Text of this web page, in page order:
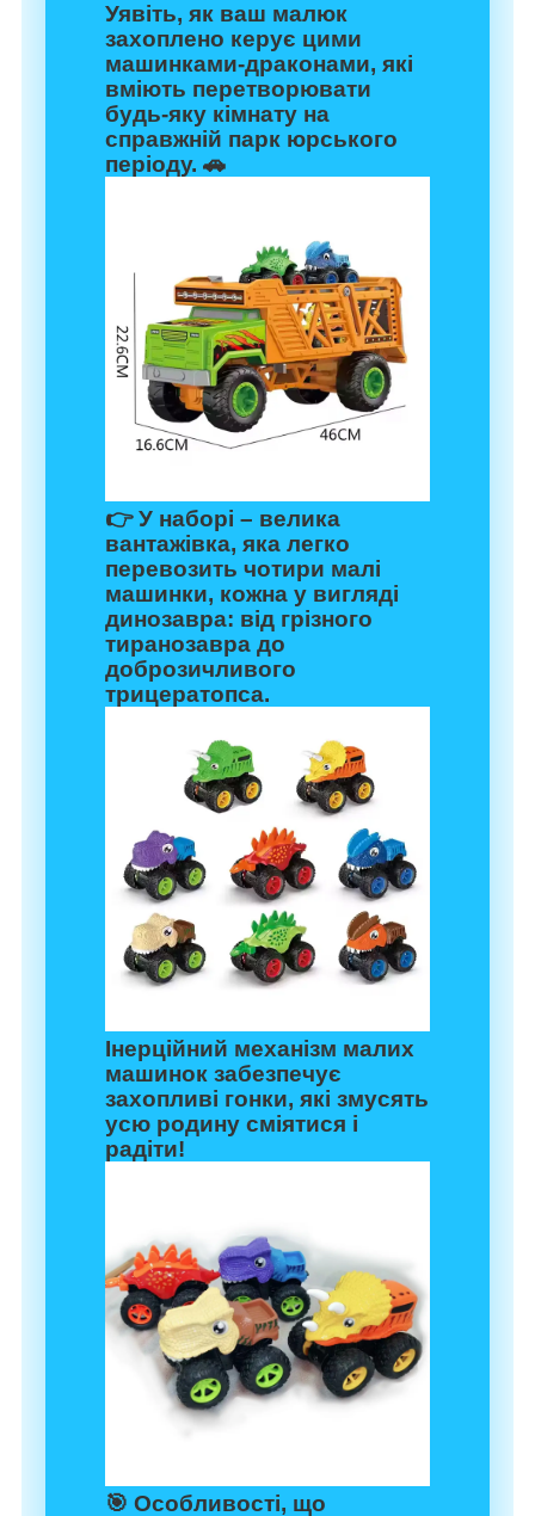
Уявіть, як ваш малюк
захоплено керує цими
машинками-драконами, які
вміють перетворювати
будь-яку кімнату на
справжній парк юрського
періоду. 🚗
👉 У наборі – велика
вантажівка, яка легко
перевозить чотири малі
машинки, кожна у вигляді
динозавра: від грізного
тиранозавра до
доброзичливого
трицератопса.
Інерційний механізм малих
машинок забезпечує
захопливі гонки, які змусять
усю родину сміятися і
радіти!
🎯 Особливості, що